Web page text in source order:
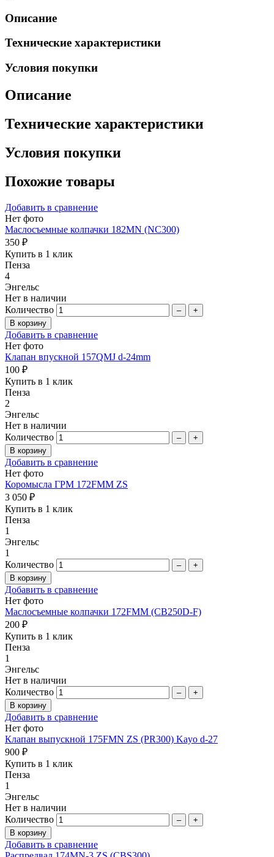
Описание
Технические характеристики
Условия покупки
Описание
Технические характеристики
Условия покупки
Похожие товары
Добавить в сравнение
Нет фото
Маслосъемные колпачки 182MN (NC300)
350 ₽
Купить в 1 клик
Пенза
4
Энгельс
Нет в наличии
Количество
– +
Добавить в сравнение
Нет фото
Клапан впускной 157QMJ d-24mm
100 ₽
Купить в 1 клик
Пенза
2
Энгельс
Нет в наличии
Количество
– +
Добавить в сравнение
Нет фото
Коромысла ГРМ 172FMM ZS
3 050 ₽
Купить в 1 клик
Пенза
1
Энгельс
1
Количество
– +
Добавить в сравнение
Нет фото
Маслосъемные колпачки 172FMM (CB250D-F)
200 ₽
Купить в 1 клик
Пенза
1
Энгельс
Нет в наличии
Количество
– +
Добавить в сравнение
Нет фото
Клапан выпускной 175FMN ZS (PR300) Kayo d-27
900 ₽
Купить в 1 клик
Пенза
1
Энгельс
Нет в наличии
Количество
– +
Добавить в сравнение